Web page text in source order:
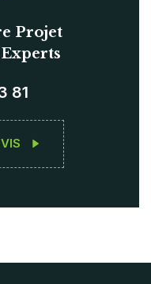
Projet
81